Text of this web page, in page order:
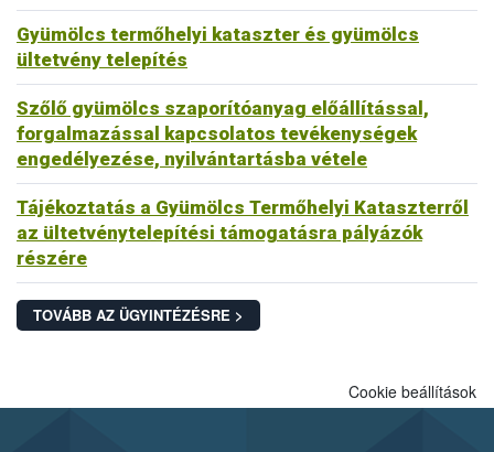
Gyümölcs termőhelyi kataszter és gyümölcs
ültetvény telepítés
Szőlő gyümölcs szaporítóanyag előállítással,
forgalmazással kapcsolatos tevékenységek
engedélyezése, nyilvántartásba vétele
Tájékoztatás a Gyümölcs Termőhelyi Kataszterről
az ültetvénytelepítési támogatásra pályázók
részére
TOVÁBB AZ ÜGYINTÉZÉSRE >
Cookie beállítások